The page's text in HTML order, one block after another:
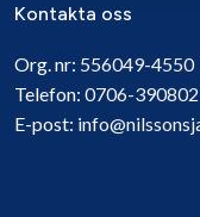
Kontakta oss
Org. nr: 556049-4550
Telefon: 0706-390802
E-post: